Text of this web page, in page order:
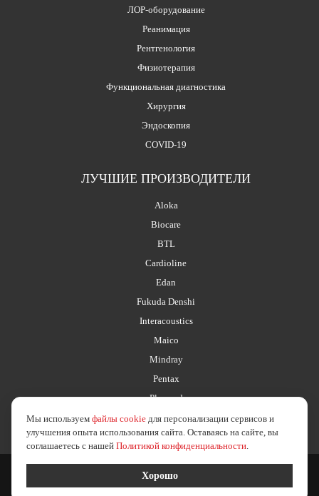
ЛОР-оборудование
Реанимация
Рентгенология
Физиотерапия
Функциональная диагностика
Хирургия
Эндоскопия
COVID-19
ЛУЧШИЕ ПРОИЗВОДИТЕЛИ
Aloka
Biocare
BTL
Cardioline
Edan
Fukuda Denshi
Interacoustics
Maico
Mindray
Pentax
Planmed
политика в отношении обработки персональных данных
Мы используем файлы cookie для персонализации сервисов и
улучшения опыта использования сайта. Оставаясь на сайте, вы
соглашаетесь с нашей Политикой конфиденциальности.
Хорошо